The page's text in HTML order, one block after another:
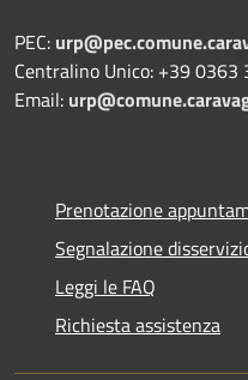
PEC:
Centralino Unico: +39 0363
Email:
Prenotazione
Segnalazione
Leggi le FAQ
Richiesta assistenza